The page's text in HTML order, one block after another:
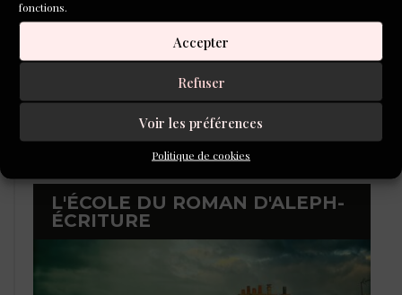
fonctions.
Accepter
Refuser
Voir les préférences
Politique de cookies
L'ÉCOLE DU ROMAN D'ALEPH-
ÉCRITURE